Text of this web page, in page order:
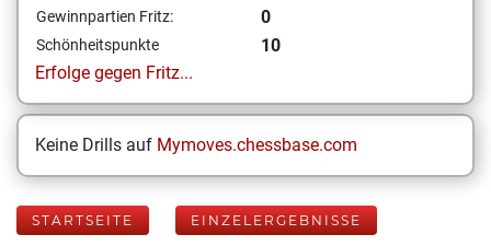
Gewinnpartien Fritz: 0
Schönheitspunkte
10
Erfolge gegen Fritz...
Keine Drills auf Mymoves.chessbase.com
STARTSEITE EINZELERGEBNISSE